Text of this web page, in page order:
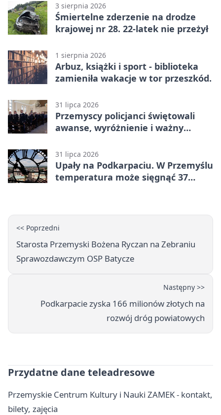
3 sierpnia 2026
Śmiertelne zderzenie na drodze
krajowej nr 28. 22-latek nie przeżył
1 sierpnia 2026
Arbuz, książki i sport - biblioteka
zamieniła wakacje w tor przeszkód.
31 lipca 2026
Przemyscy policjanci świętowali
awanse, wyróżnienie i ważny
31 lipca 2026
Upały na Podkarpaciu. W Przemyślu
temperatura może sięgnąć 37
<< Poprzedni
Starosta Przemyski Bożena Ryczan na Zebraniu
Sprawozdawczym OSP Batycze
Następny >>
Podkarpacie zyska 166 milionów złotych na
rozwój dróg powiatowych
Przydatne dane teleadresowe
Przemyskie Centrum Kultury i Nauki ZAMEK - kontakt,
bilety, zajęcia